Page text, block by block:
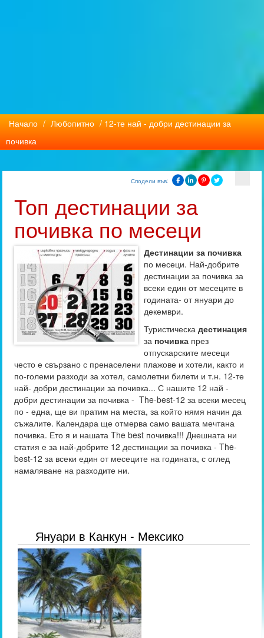
Начало / Любопитно / 12-те най - добри дестинации за
почивка
Сподели във:
Топ дестинации за
почивка по месеци
Дестинации за почивка
по месеци. Най-добрите
дестинации за почивка за
всеки един от месеците в
годината- от януари до
декември.
Туристическадестинация
за почивка през
отпускарските месеци
често е свързано с пренаселени плажове и хотели, както и
по-големи разходи за хотел, самолетни билети и т.н. 12-те
най- добри дестинации за почивка... С нашите 12 най -
добри дестинации за почивка - The-best-12 за всеки месец
по - една, ще ви пратим на места, за който нямя начин да
съжалите. Календара ще отмерва само вашата мечтана
почивка. Ето я и нашата The best почивка!!! Днешната ни
статия е за най-добрите 12 дестинации за почивка - The-
best-12 за всеки един от месеците на годината, с оглед
намаляване на разходите ни.
Януари в Канкун - Мексико